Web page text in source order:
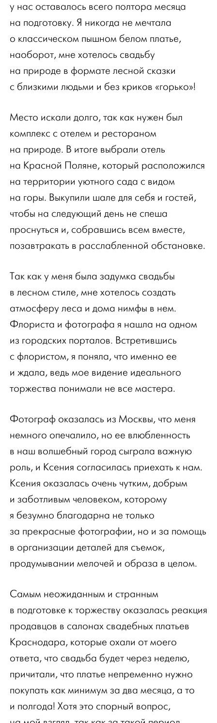
у нас оставалось всего полтора месяца
на подготовку. Я никогда не мечтала
о классическом пышном белом платье,
наоборот, мне хотелось свадьбу
на природе в формате лесной сказки
с близкими людьми и без криков «горько»!
Место искали долго, так как нужен был
комплекс с отелем и рестораном
на природе. В итоге выбрали отель
на Красной Поляне, который расположился
на территории уютного сада с видом
на горы. Выкупили шале для себя и гостей,
чтобы на следующий день не спеша
проснуться и, собравшись всем вместе,
позавтракать в расслабленной обстановке.
Так как у меня была задумка свадьбы
в лесном стиле, мне хотелось создать
атмосферу леса и дома нимфы в нем.
Флориста и фотографа я нашла на одном
из городских порталов. Встретившись
с флористом, я поняла, что именно ее
и ждала, ведь мое видение идеального
торжества понимали не все мастера.
Фотограф оказалась из Москвы, что меня
немного опечалило, но ее влюбленность
в наш волшебный город сыграла важную
роль, и Ксения согласилась приехать к нам.
Ксения оказалась очень чутким, добрым
и заботливым человеком, которому
я безумно благодарна не только
за прекрасные фотографии, но и за помощь
в организации деталей для съемок,
продумывании мелочей и образа в целом.
Самым неожиданным и странным
в подготовке к торжеству оказалась реакция
продавцов в салонах свадебных платьев
Краснодара, которые охали от моего
ответа, что свадьба будет через неделю,
причитали, что платье непременно нужно
покупать как минимум за два месяца, а то
и полгода! Хотя это спорный вопрос,